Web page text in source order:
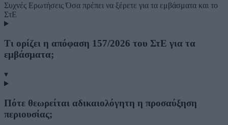
Συχνές ΕρωτήσειςΌσα πρέπει να ξέρετε για τα εμβάσματα και το
ΣτΕ
Τι ορίζει η απόφαση 157/2026 του ΣτΕ για τα
εμβάσματα;
▾
Πότε θεωρείται αδικαιολόγητη η προσαύξηση
περιουσίας;